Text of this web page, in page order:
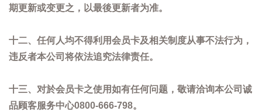
期更新或变更之，以最後更新者为准。
十二、任何人均不得利用会员卡及相关制度从事不法行为，
违反者本公司将依法追究法律责任。
十三、对於会员卡之使用如有任何问题，敬请洽询本公司诚
品顾客服务中心0800-666-798。